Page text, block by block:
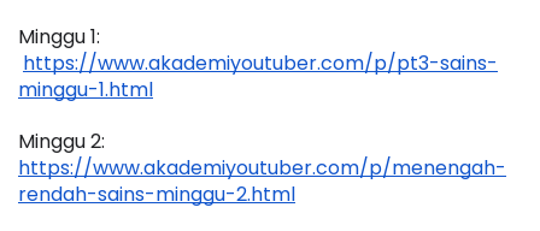
Minggu 1:
https://www.akademiyoutuber.com/p/pt3-sains-
minggu-1.html
https://www.akademiyoutuber.com/p/menengah-
rendah-sains-minggu-2.html